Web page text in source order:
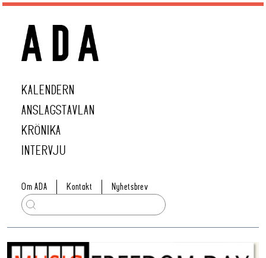
KALENDERN
ANSLAGSTAVLAN
KRÖNIKA
INTERVJU
Om ADA Kontakt Nyhetsbrev